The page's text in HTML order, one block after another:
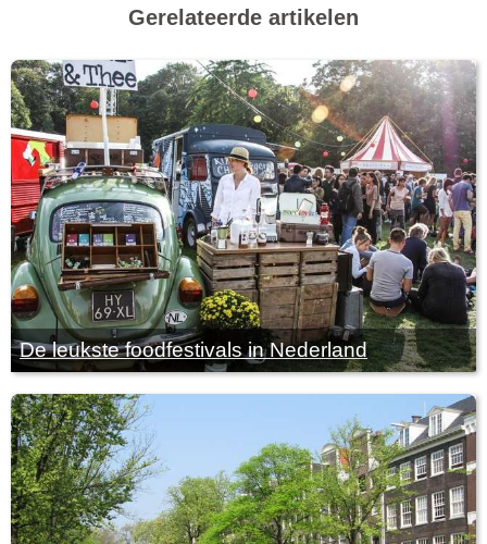
Gerelateerde artikelen
De leukste foodfestivals in Nederland